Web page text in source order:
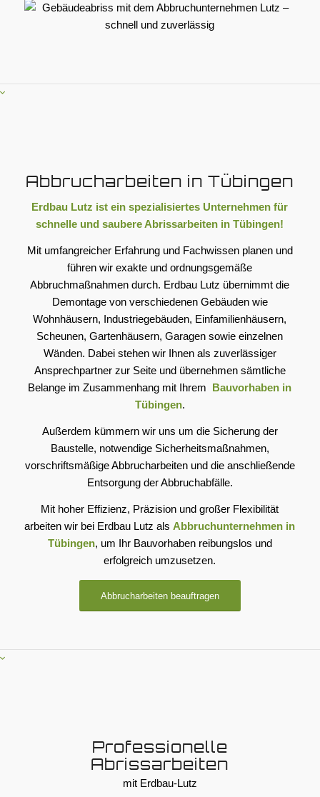
Abbrucharbeiten in Tübingen
Erdbau Lutz ist ein spezialisiertes Unternehmen für
schnelle und saubere Abrissarbeiten in Tübingen!
Mit umfangreicher Erfahrung und Fachwissen planen und
führen wir exakte und ordnungsgemäße
Abbruchmaßnahmen durch. Erdbau Lutz übernimmt die
Demontage von verschiedenen Gebäuden wie
Wohnhäusern, Industriegebäuden, Einfamilienhäusern,
Scheunen, Gartenhäusern, Garagen sowie einzelnen
Wänden. Dabei stehen wir Ihnen als zuverlässiger
Ansprechpartner zur Seite und übernehmen sämtliche
Belange im Zusammenhang mit Ihrem Bauvorhaben in
Tübingen.
Außerdem kümmern wir uns um die Sicherung der
Baustelle, notwendige Sicherheitsmaßnahmen,
vorschriftsmäßige Abbrucharbeiten und die anschließende
Entsorgung der Abbruchabfälle.
Mit hoher Effizienz, Präzision und großer Flexibilität
arbeiten wir bei Erdbau Lutz alsAbbruchunternehmen in
Tübingen, um Ihr Bauvorhaben reibungslos und
erfolgreich umzusetzen.
Abbrucharbeiten beauftragen
Professionelle
Abrissarbeiten
mit Erdbau-Lutz